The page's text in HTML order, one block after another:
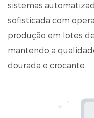
sistemas
sofisticada com
produção em lotes
mantendo a
dourada e crocante.